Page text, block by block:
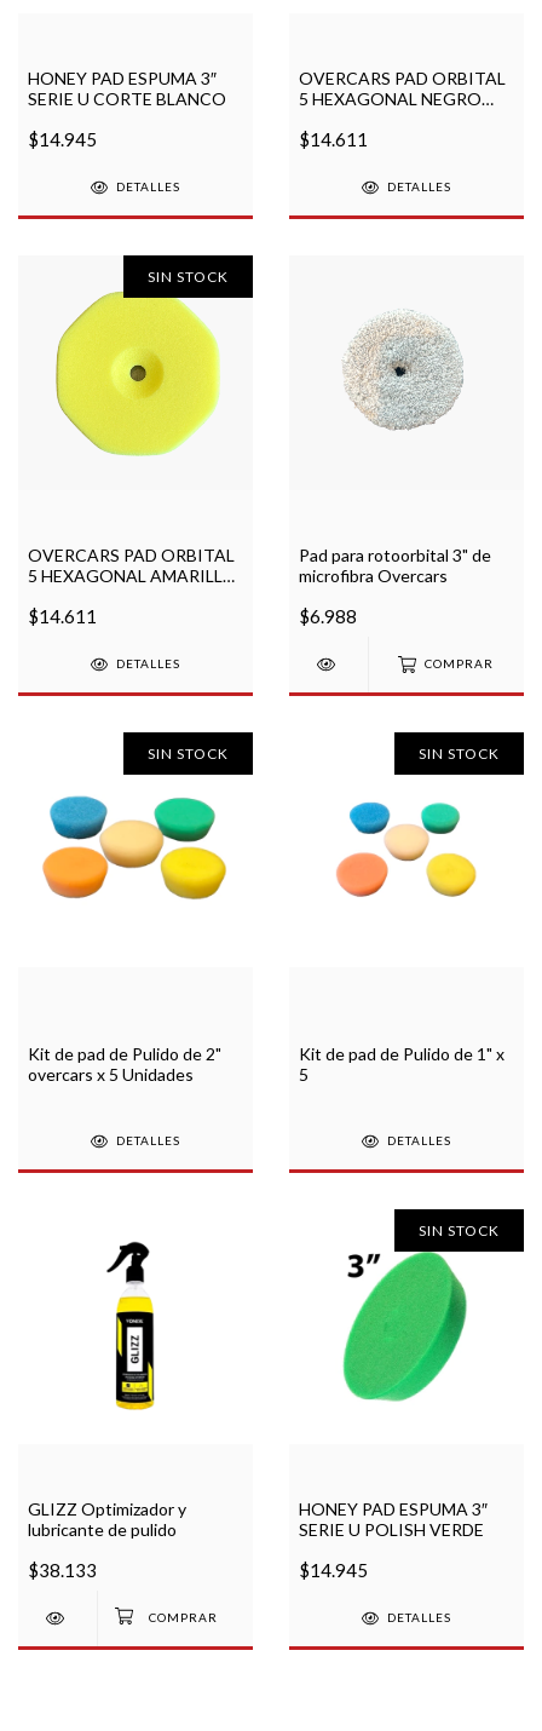
HONEY PAD ESPUMA 3″
SERIE U CORTE BLANCO
$14.945
DETALLES
OVERCARS PAD ORBITAL
5 HEXAGONAL NEGRO
$14.611
DETALLES
SIN STOCK
OVERCARS PAD ORBITAL
5 HEXAGONAL AMARILLO
$14.611
DETALLES
Pad para rotoorbital 3" de
microfibra Overcars
$6.988
COMPRAR
SIN STOCK
Kit de pad de Pulido de 2"
overcars x 5 Unidades
DETALLES
SIN STOCK
Kit de pad de Pulido de 1" x
5
DETALLES
GLIZZ Optimizador y
lubricante de pulido
$38.133
SIN STOCK
HONEY PAD ESPUMA 3″
SERIE U POLISH VERDE
$14.945
DETALLES